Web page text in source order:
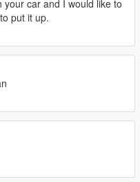
your car and I would like to
put it up.